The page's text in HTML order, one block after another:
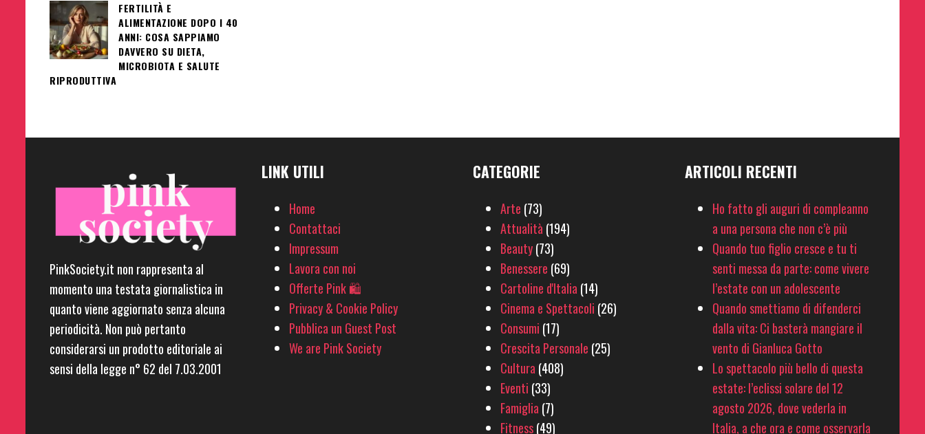
FERTILITÀ E
ALIMENTAZIONE DOPO I 40
ANNI: COSA SAPPIAMO
DAVVERO SU DIETA,
MICROBIOTA E SALUTE
RIPRODUTTIVA
PinkSociety.it non rappresenta al
momento una testata giornalistica in
quanto viene aggiornato senza alcuna
periodicità. Non può pertanto
considerarsi un prodotto editoriale ai
sensi della legge n° 62 del 7.03.2001
LINK UTILI
Home
Contattaci
Impressum
Lavora con noi
Offerte Pink 🛍
Privacy & Cookie Policy
Pubblica un Guest Post
We are Pink Society
CATEGORIE
Arte (73)
Attualità (194)
Beauty(73)
Benessere (69)
Cartoline d'Italia (14)
Cinema e Spettacoli (26)
Consumi (17)
Crescita Personale (25)
Cultura (408)
Eventi (33)
Famiglia (7)
Fitness(49)
ARTICOLI RECENTI
Ho fatto gli auguri di compleanno
a una persona che non c’è più
Quando tuo figlio cresce e tu ti
senti messa da parte: come vivere
l’estate con un adolescente
Quando smettiamo di difenderci
dalla vita: Ci basterà mangiare il
vento di Gianluca Gotto
Lo spettacolo più bello di questa
estate: l’eclissi solare del 12
agosto 2026, dove vederla in
Italia, a che ora e come osservarla